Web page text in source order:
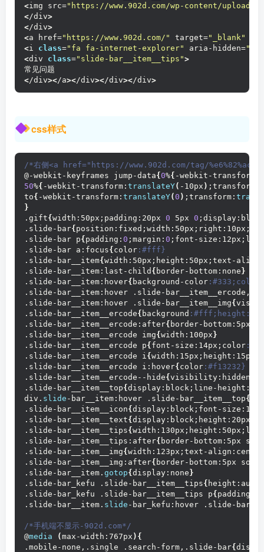
<img src="https://www.902d.com/wp-content/uploads/
</div>
</div>
<a href="https://www.902d.com/" target="_blank"
<i class="fa fa-internet-explorer" aria-hidden=
<div class="slide-bar__item__tips">
常见问题
</div></a></div></div></div>
css样式
/*右侧<a href="https://www.902d.com/tag/
@-webkit-keyframes jump-data{0%{ -webkit-transform:
50%{ -webkit-transform: translateY( -10px ) ;transform:
to{ -webkit-transform: translateY(0 ) ;transform:
}
.gift{width:50px;padding:20px 0 5px 0
.slide-bar{
.slide-bar p{padding: 0 ;margin: 0 ;font-
.slide-bar a:focus{color :#fff}
.slide-bar__item{width:50px;height:50px;text-
.slide-bar__item:last-child { border-bottom:none}
.slide-bar__item:hover{ background-color
.slide-bar__item:hover .slide-
.slide-bar__item:hover .slide-bar__item__img{
.slide-bar__item__ercode{ background
.slide-bar__item__ercode:after{ border-bottom:5px
.slide-bar__item__ercode img{width:100px}
.slide-bar__item__ercode p{font-size:14px;color
.slide-bar__item__ercode i {
.slide-bar__item__ercode i:hover{color :#f13232}
.slide-bar__item__ercode--hide{
.slide-bar__item__top{display:block;line-
div. slide -bar__item:hover .slide-bar__item__top{
.slide-bar__item__icon{display:block;font-
.slide-bar__item__text{
.slide-bar__item__tips{
.slide-bar__item__tips:after{ border-bottom:5px
.slide-bar__item__img{width:123px;text-
.slide-bar__item__img:after{ border-bottom:5px
.slide-bar__item. gotop{display:none}
.slide-bar_kefu .slide-bar__item__tips{
.slide-bar_kefu .slide-bar__item__tips p{padding-
.slide-bar__item. slide -bar_kefu:hover .slide-
/*手机端不显示-902d.com*/
@media (max-width:767px ){
.mobile-none,.single .search-form,.slide-bar{